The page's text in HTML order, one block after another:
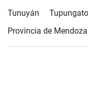
Tunuyán
Tupungato
Provincia de Mendoza